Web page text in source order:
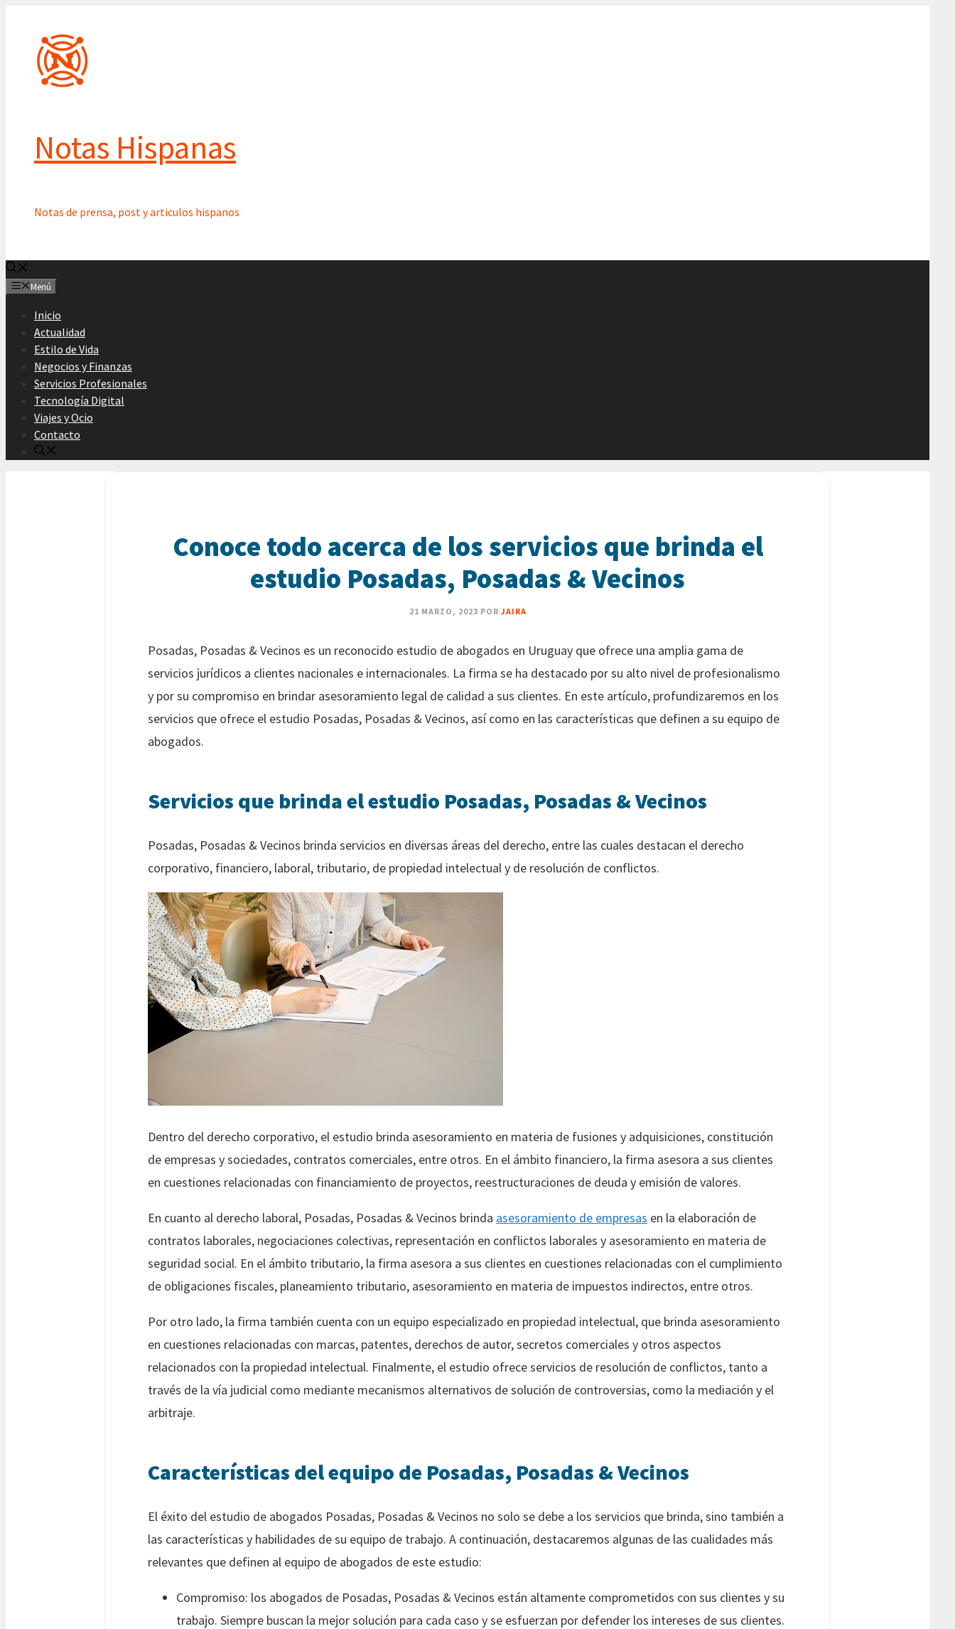
contenido
Notas Hispanas
Notas de prensa, post y articulos hispanos
Menú
Inicio
Actualidad
Estilo de Vida
Negocios y Finanzas
Servicios Profesionales
Tecnología Digital
Viajes y Ocio
Contacto
Conoce todo acerca de los servicios que brinda el
estudio Posadas, Posadas & Vecinos
21 MARZO, 2023 POR JAIRA
Posadas, Posadas & Vecinos es un reconocido estudio de abogados en Uruguay que ofrece una amplia gama de
servicios jurídicos a clientes nacionales e internacionales. La firma se ha destacado por su alto nivel de profesionalismo
y por su compromiso en brindar asesoramiento legal de calidad a sus clientes. En este artículo, profundizaremos en los
servicios que ofrece el estudio Posadas, Posadas & Vecinos, así como en las características que definen a su equipo de
abogados.
Servicios que brinda el estudio Posadas, Posadas & Vecinos
Posadas, Posadas & Vecinos brinda servicios en diversas áreas del derecho, entre las cuales destacan el derecho
corporativo, financiero, laboral, tributario, de propiedad intelectual y de resolución de conflictos.
Dentro del derecho corporativo, el estudio brinda asesoramiento en materia de fusiones y adquisiciones, constitución
de empresas y sociedades, contratos comerciales, entre otros. En el ámbito financiero, la firma asesora a sus clientes
en cuestiones relacionadas con financiamiento de proyectos, reestructuraciones de deuda y emisión de valores.
En cuanto al derecho laboral, Posadas, Posadas & Vecinos brinda asesoramiento de empresas en la elaboración de
contratos laborales, negociaciones colectivas, representación en conflictos laborales y asesoramiento en materia de
seguridad social. En el ámbito tributario, la firma asesora a sus clientes en cuestiones relacionadas con el cumplimiento
de obligaciones fiscales, planeamiento tributario, asesoramiento en materia de impuestos indirectos, entre otros.
Por otro lado, la firma también cuenta con un equipo especializado en propiedad intelectual, que brinda asesoramiento
en cuestiones relacionadas con marcas, patentes, derechos de autor, secretos comerciales y otros aspectos
relacionados con la propiedad intelectual. Finalmente, el estudio ofrece servicios de resolución de conflictos, tanto a
través de la vía judicial como mediante mecanismos alternativos de solución de controversias, como la mediación y el
arbitraje.
Características del equipo de Posadas, Posadas & Vecinos
El éxito del estudio de abogados Posadas, Posadas & Vecinos no solo se debe a los servicios que brinda, sino también a
las características y habilidades de su equipo de trabajo. A continuación, destacaremos algunas de las cualidades más
relevantes que definen al equipo de abogados de este estudio:
Compromiso: los abogados de Posadas, Posadas & Vecinos están altamente comprometidos con sus clientes y su
trabajo. Siempre buscan la mejor solución para cada caso y se esfuerzan por defender los intereses de sus clientes.